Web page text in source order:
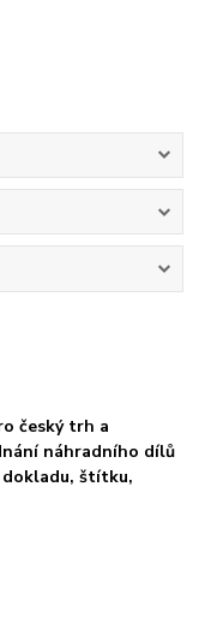
český trh a
náhradního dílů
štítku,